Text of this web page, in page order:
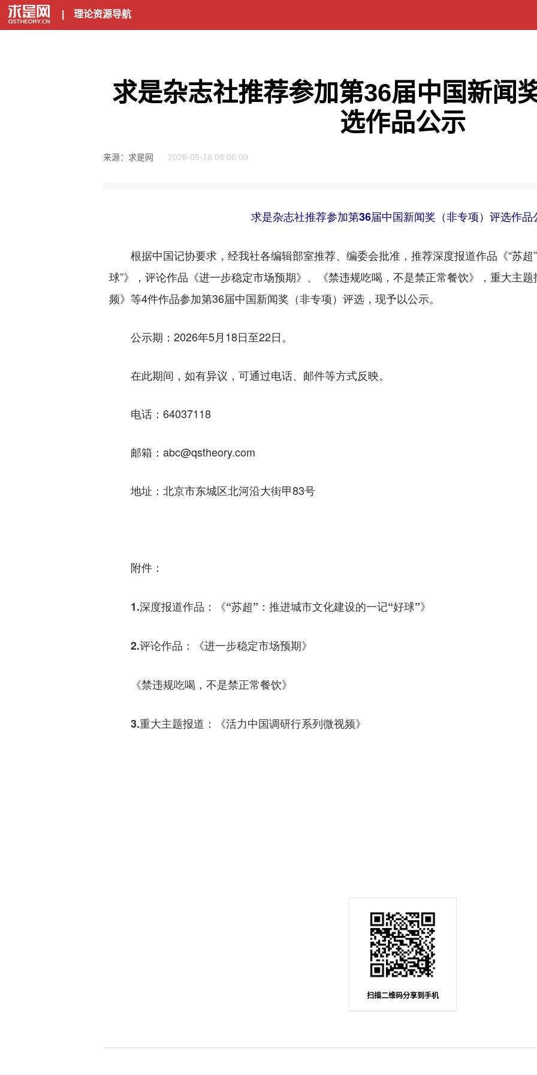
理论资源导航
求是杂志社推荐参加第36届中国新闻
选作品公示
来源：求是网 2026-05-18 08:00:00
求是杂志社推荐参加第36届中国新闻奖（非专项）评选作品
根据中国记协要求，经我社各编辑部室推荐、编委会批准，推荐深度报道作品《“苏超
球”》，评论作品《进一步稳定市场预期》、《禁违规吃喝，不是禁正常餐饮》，重大主
频》等4件作品参加第36届中国新闻奖（非专项）评选，现予以公示。
公示期：2026年5月18日至22日。
在此期间，如有异议，可通过电话、邮件等方式反映。
电话：64037118
邮箱：abc@qstheory.com
地址：北京市东城区北河沿大街甲83号
附件：
1.深度报道作品：《“苏超”：推进城市文化建设的一记“好球”》
2.评论作品：《进一步稳定市场预期》
《禁违规吃喝，不是禁正常餐饮》
3.重大主题报道：《活力中国调研行系列微视频》
扫描二维码分享到手机